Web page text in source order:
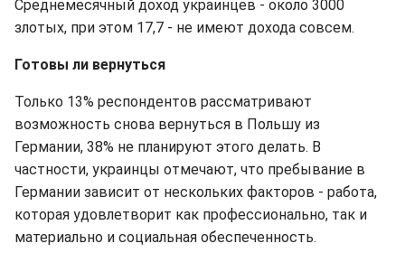
Среднемесячный доход украинцев - около 3000
злотых, при этом 17,7 - не имеют дохода совсем.
Готовы ли вернуться
Только 13% респондентов рассматривают
возможность снова вернуться в Польшу из
Германии, 38% не планируют этого делать. В
частности, украинцы отмечают, что пребывание в
Германии зависит от нескольких факторов - работа,
которая удовлетворит как профессионально, так и
материально и социальная обеспеченность.